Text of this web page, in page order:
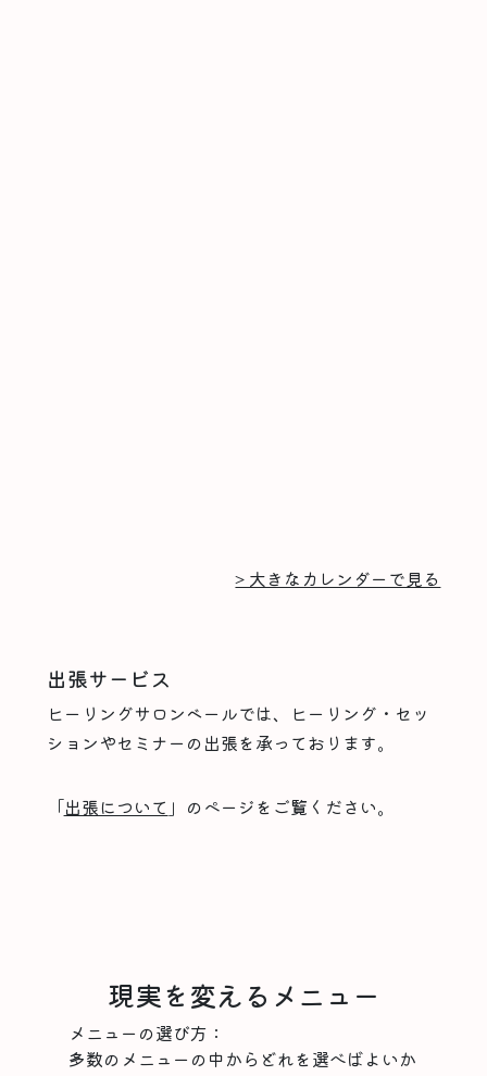
> 大きなカレンダーで見る
出張サービス
ヒーリングサロンベールでは、ヒーリング・セッ
ションやセミナーの出張を承っております。
「出張について 」のページをご覧ください。
現実を変えるメニュー
メニューの選び方：
多数のメニューの中からどれを選べばよいか